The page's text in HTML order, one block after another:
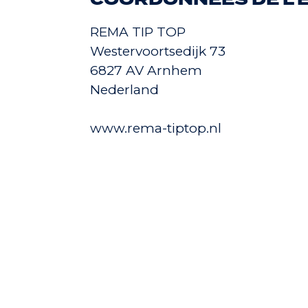
REMA TIP TOP
Westervoortsedijk 73
6827 AV Arnhem
Nederland
www.rema-tiptop.nl